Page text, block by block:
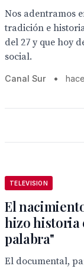
Nos adentramos
tradición e
del 27 y que hoy
social.
Canal Sur •
TELEVISION
El
hizo historia
palabra"
El documental,